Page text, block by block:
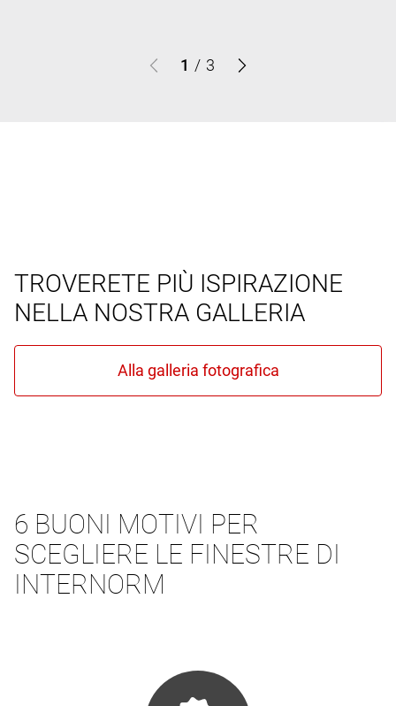
1 / 3
TROVERETE PIÙ ISPIRAZIONE
NELLA NOSTRA GALLERIA
6 BUONI MOTIVI PER
SCEGLIERE LE FINESTRE DI
INTERNORM